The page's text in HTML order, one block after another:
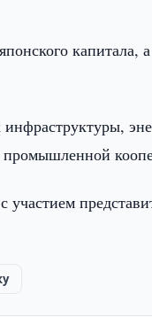
капитала,
промышленной